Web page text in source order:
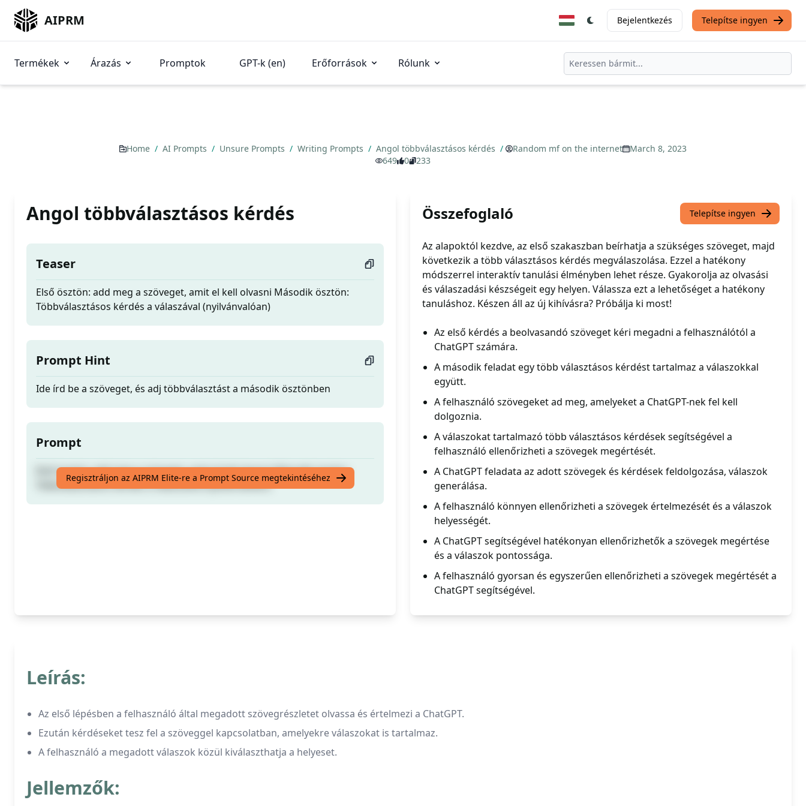
AIPRM Bejelentkezés Telepítse ingyen
Termékek Árazás Promptok GPT-k (en) Erőforrások Rólunk
Home / AI Prompts / Unsure Prompts / Writing Prompts / Angol többválasztásos kérdés / Random mf on the internet
March 8, 2023
649
0 233
Angol többválasztásos kérdés
Teaser
Első ösztön: add meg a szöveget, amit el kell olvasni Második ösztön:
Többválasztásos kérdés a válaszával (nyilvánvalóan)
Prompt Hint
Ide írd be a szöveget, és adj többválasztást a második ösztönben
Prompt
Első ösztön: add meg a szöveget, amit el kell olvasni Második ösztön:
Többválasztásos kérdés a válaszával (nyilvánvalóan)
Regisztráljon az AIPRM Elite-re a Prompt Source megtekintéséhez
Összefoglaló Telepítse ingyen
Az alapoktól kezdve, az első szakaszban beírhatja a szükséges szöveget, majd
következik a több választásos kérdés megválaszolása. Ezzel a hatékony
módszerrel interaktív tanulási élményben lehet része. Gyakorolja az olvasási
és válaszadási készségeit egy helyen. Válassza ezt a lehetőséget a hatékony
tanuláshoz. Készen áll az új kihívásra? Próbálja ki most!
Az első kérdés a beolvasandó szöveget kéri megadni a felhasználótól a
ChatGPT számára.
A második feladat egy több választásos kérdést tartalmaz a válaszokkal
együtt.
A felhasználó szövegeket ad meg, amelyeket a ChatGPT-nek fel kell
dolgoznia.
A válaszokat tartalmazó több választásos kérdések segítségével a
felhasználó ellenőrizheti a szövegek megértését.
A ChatGPT feladata az adott szövegek és kérdések feldolgozása, válaszok
generálása.
A felhasználó könnyen ellenőrizheti a szövegek értelmezését és a válaszok
helyességét.
A ChatGPT segítségével hatékonyan ellenőrizhetők a szövegek megértése
és a válaszok pontossága.
A felhasználó gyorsan és egyszerűen ellenőrizheti a szövegek megértését a
ChatGPT segítségével.
Leírás:
Az első lépésben a felhasználó által megadott szövegrészletet olvassa és értelmezi a ChatGPT.
Ezután kérdéseket tesz fel a szöveggel kapcsolatban, amelyekre válaszokat is tartalmaz.
A felhasználó a megadott válaszok közül kiválaszthatja a helyeset.
Jellemzők: